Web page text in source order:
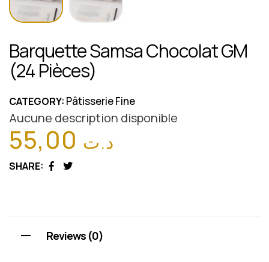
Barquette Samsa Chocolat GM
(24 Pièces)
CATEGORY: Pâtisserie Fine
Aucune description disponible
د.ت
SHARE:
Facebook
Twitter
Reviews (0)